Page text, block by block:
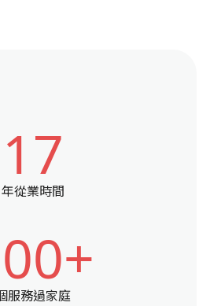
17
年從業時間
服務過家庭